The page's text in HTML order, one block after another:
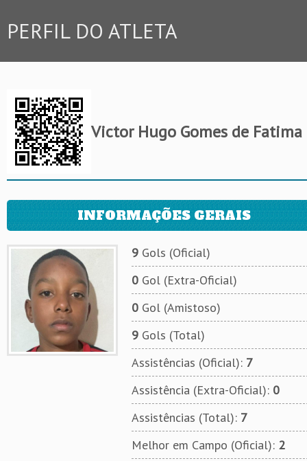
PERFIL DO ATLETA
Victor Hugo Gomes de Fatima
INFORMAÇÕES GERAIS
9Gols (Oficial)
0Gol (Extra-Oficial)
0Gol (Amistoso)
9Gols (Total)
Assistências (Oficial): 7
Assistência (Extra-Oficial): 0
Assistências (Total): 7
Melhor em Campo (Oficial): 2